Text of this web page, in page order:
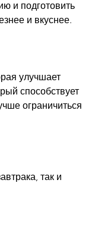
и подготовить
и вкуснее.
улучшает
способствует
ограничиться
так и